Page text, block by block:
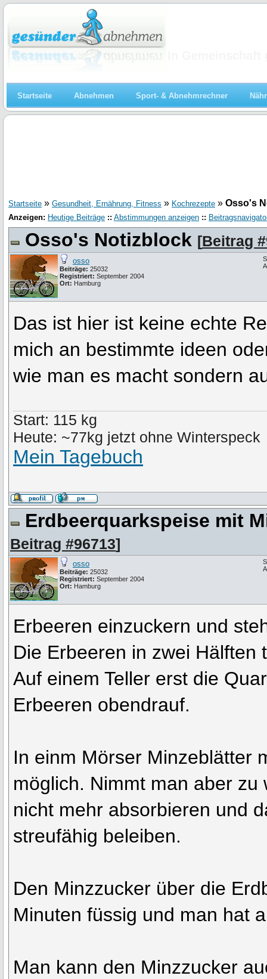
Startseite Abnehmen Sport- & Abnehmrechner
Startseite » Gesundheit, Ernährung, Fitness » Kochrezepte » Osso's
Anzeigen: Heutige Beiträge :: Abstimmungen anzeigen ::
Osso's Notizblock [Beitrag
osso
Beiträge: 25032
Registriert: September 2004
Ort: Hamburg
Das ist hier ist keine echte
mich an bestimmte ideen
wie man es macht sondern
Start: 115 kg
Heute: ~77kg jetzt ohne Winterspeck
Mein Tagebuch
Erdbeerquarkspeise mit
Beitrag #96713]
osso
Beiträge: 25032
Registriert: September 2004
Ort: Hamburg
Erbeeren einzuckern und
Die Erbeeren in zwei
Auf einem Teller erst die
Erbeeren obendrauf.
In einm Mörser Minzeblätter
möglich. Nimmt man aber
nicht mehr absorbieren und
streufähig beleiben.
Den Minzzucker über die
Minuten füssig und man hat
Man kann den Minzzucker